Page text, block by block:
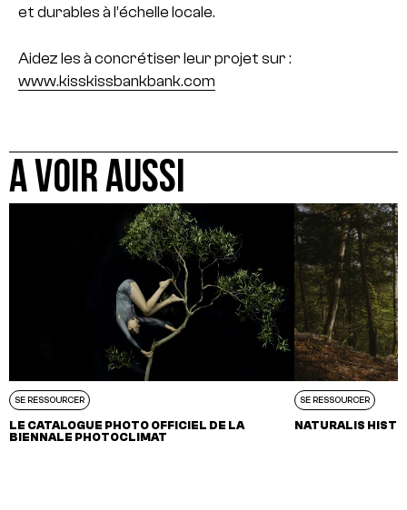
et durables à l’échelle locale.
Aidez les à concrétiser leur projet sur :
www.kisskissbankbank.com
A VOIR AUSSI
SE RESSOURCER
LE CATALOGUE PHOTO OFFICIEL DE LA
BIENNALE PHOTOCLIMAT
SE RESSOURCER
NATURALIS